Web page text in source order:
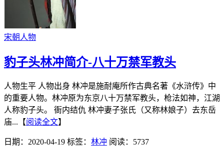
宋朝人物
豹子头林冲简介-八十万禁军教头
人物生平 人物出身 林冲是施耐庵所作古典名著《水浒传》中
的重要人物。林冲原为东京八十万禁军教头，枪法如神，江湖
人称豹子头。 衙内结仇 林冲妻子张氏（又称林娘子）去东岳
庙...【阅读全文】
日期：2020-04-19 标签： 林冲 阅读：5737